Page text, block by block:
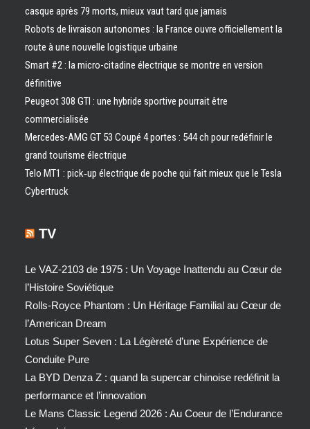
casque après 79 morts, mieux vaut tard que jamais
Robots de livraison autonomes : la France ouvre officiellement la
route à une nouvelle logistique urbaine
Smart #2 : la micro-citadine électrique se montre en version
définitive
Peugeot 308 GTI : une hybride sportive pourrait être
commercialisée
Mercedes-AMG GT 53 Coupé 4 portes : 544 ch pour redéfinir le
grand tourisme électrique
Telo MT1 : pick‑up électrique de poche qui fait mieux que le Tesla
Cybertruck
TV
Le VAZ-2103 de 1975 : Un Voyage Inattendu au Cœur de
l’Histoire Soviétique
Rolls-Royce Phantom : Un Héritage Familial au Cœur de
l’American Dream
Lotus Super Seven : La Légèreté d’une Expérience de
Conduite Pure
La BYD Denza Z : quand la supercar chinoise redéfinit la
performance et l’innovation
Le Mans Classic Legend 2026 : Au Coeur de l’Endurance